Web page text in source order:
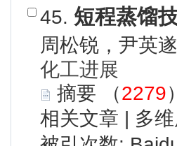
45. 短程蒸馏
周松锐，尹英
化工进展
摘要 （2279
相关文章 | 多